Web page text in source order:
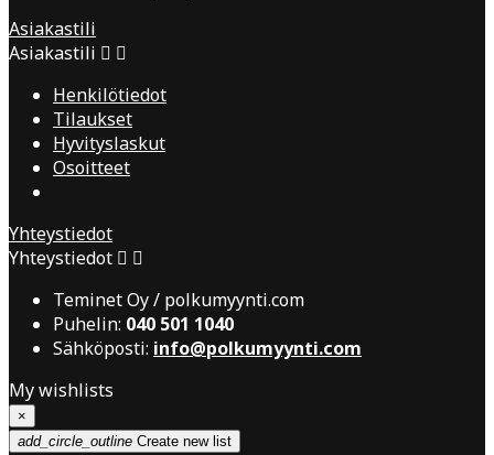
Asiakastili
Asiakastili  
Henkilötiedot
Tilaukset
Hyvityslaskut
Osoitteet
Yhteystiedot
Yhteystiedot  
Teminet Oy / polkumyynti.com
Puhelin: 040 501 1040
Sähköposti: info@polkumyynti.com
My wishlists
×
add_circle_outline Create new list